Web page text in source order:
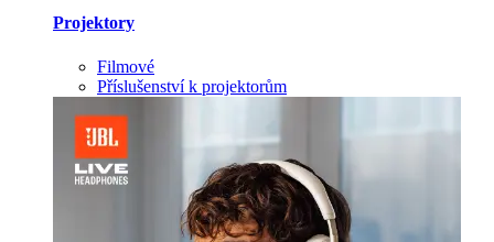
Projektory
Filmové
Příslušenství k projektorům